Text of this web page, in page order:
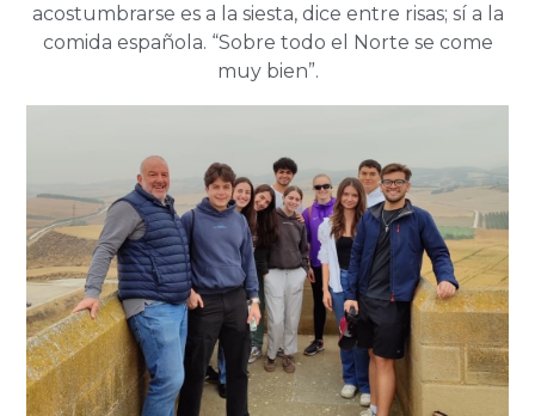
acostumbrarse es a la siesta, dice entre risas; sí a la
comida española. “Sobre todo el Norte se come
muy bien”.